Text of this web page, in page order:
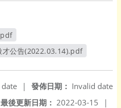
才公告(2022.03.14).pdf
發佈日期： Invalid date
|
最後更新日期： 2022-03-15 |